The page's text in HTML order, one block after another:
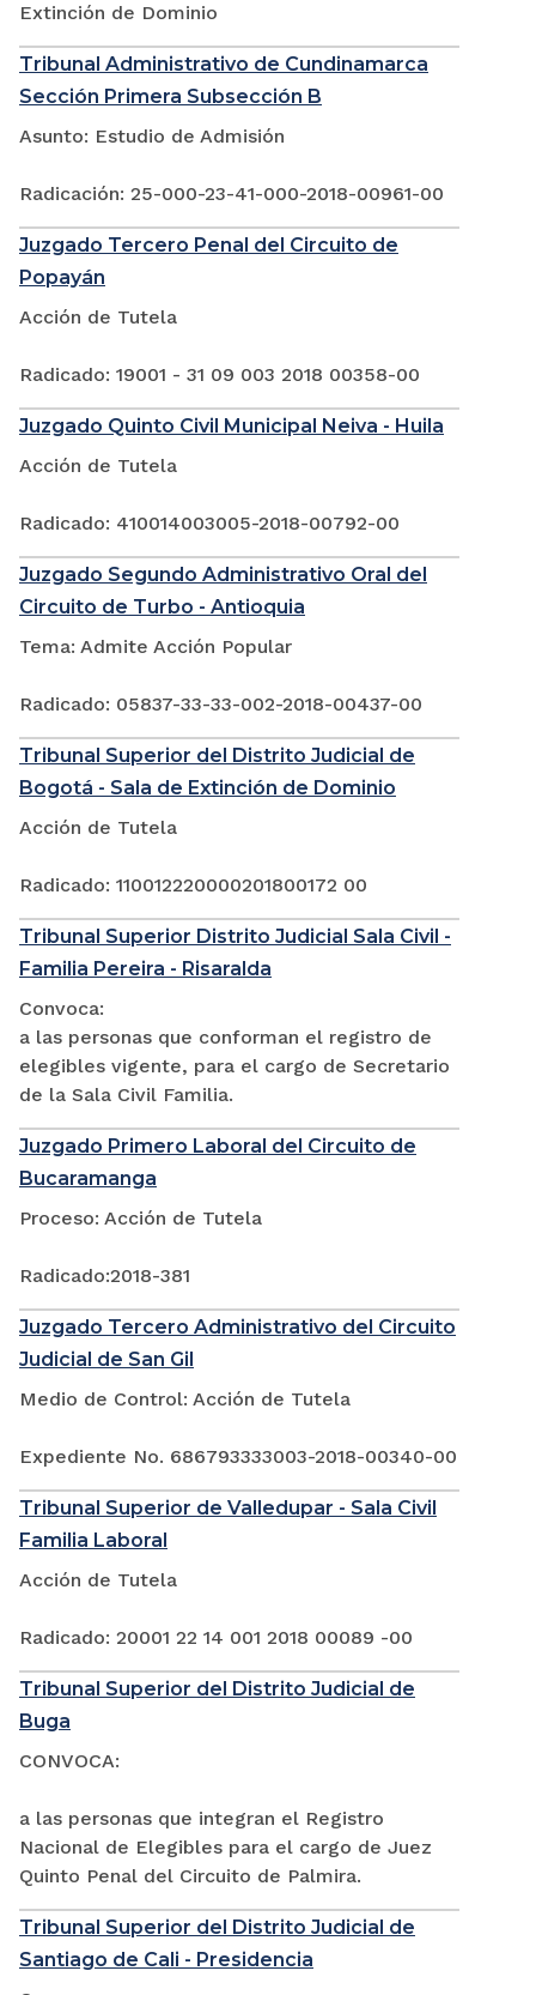
Extinción de Dominio
Tribunal Administrativo de Cundinamarca
Sección Primera Subsección B
Asunto: Estudio de Admisión
Radicación: 25-000-23-41-000-2018-00961-00
Juzgado Tercero Penal del Circuito de
Popayán
Acción de Tutela
Radicado: 19001 - 31 09 003 2018 00358-00
Juzgado Quinto Civil Municipal Neiva - Huila
Acción de Tutela
Radicado: 410014003005-2018-00792-00
Juzgado Segundo Administrativo Oral del
Circuito de Turbo - Antioquia
Tema: Admite Acción Popular
Radicado: 05837-33-33-002-2018-00437-00
Tribunal Superior del Distrito Judicial de
Bogotá - Sala de Extinción de Dominio
Acción de Tutela
Radicado: 110012220000201800172 00
Tribunal Superior Distrito Judicial Sala Civil -
Familia Pereira - Risaralda
Convoca:
a las personas que conforman el registro de
elegibles vigente, para el cargo de Secretario
de la Sala Civil Familia.
Juzgado Primero Laboral del Circuito de
Bucaramanga
Proceso: Acción de Tutela
Radicado:2018-381
Juzgado Tercero Administrativo del Circuito
Judicial de San Gil
Medio de Control: Acción de Tutela
Expediente No. 686793333003-2018-00340-00
Tribunal Superior de Valledupar - Sala Civil
Familia Laboral
Acción de Tutela
Radicado: 20001 22 14 001 2018 00089 -00
Tribunal Superior del Distrito Judicial de
Buga
CONVOCA:
a las personas que integran el Registro
Nacional de Elegibles para el cargo de Juez
Quinto Penal del Circuito de Palmira.
Tribunal Superior del Distrito Judicial de
Santiago de Cali - Presidencia